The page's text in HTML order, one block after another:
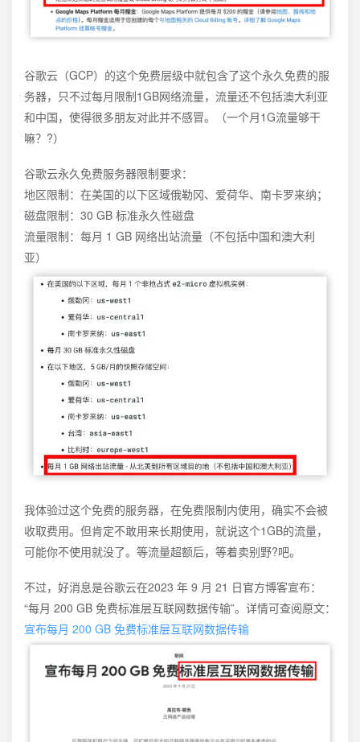
谷歌云（GCP）的这个免费层级中就包含了这个永久免费的服
务器，只不过每月限制1GB网络流量，流量还不包括澳大利亚
和中国，使得很多朋友对此并不感冒。（一个月1G流量够干
嘛？?）
谷歌云永久免费服务器限制要求：
地区限制：在美国的以下区域俄勒冈、爱荷华、南卡罗来纳；
磁盘限制：30 GB 标准永久性磁盘
流量限制：每月 1 GB 网络出站流量（不包括中国和澳大利
亚）
我体验过这个免费的服务器，在免费限制内使用，确实不会被
收取费用。但肯定不敢用来长期使用，就说这个1GB的流量，
可能你不使用就没了。等流量超额后，等着卖别野?吧。
不过，好消息是谷歌云在2023 年 9 月 21 日官方博客宣布：
“每月 200 GB 免费标准层互联网数据传输”。详情可查阅原文：
宣布每月 200 GB 免费标准层互联网数据传输